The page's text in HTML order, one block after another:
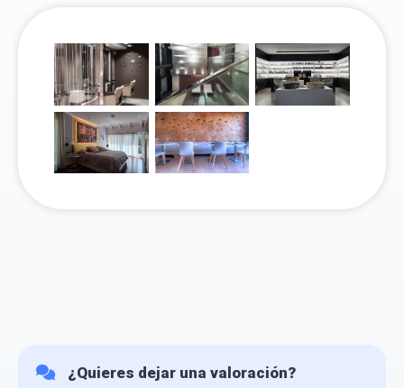
¿Quieres dejar una valoración?